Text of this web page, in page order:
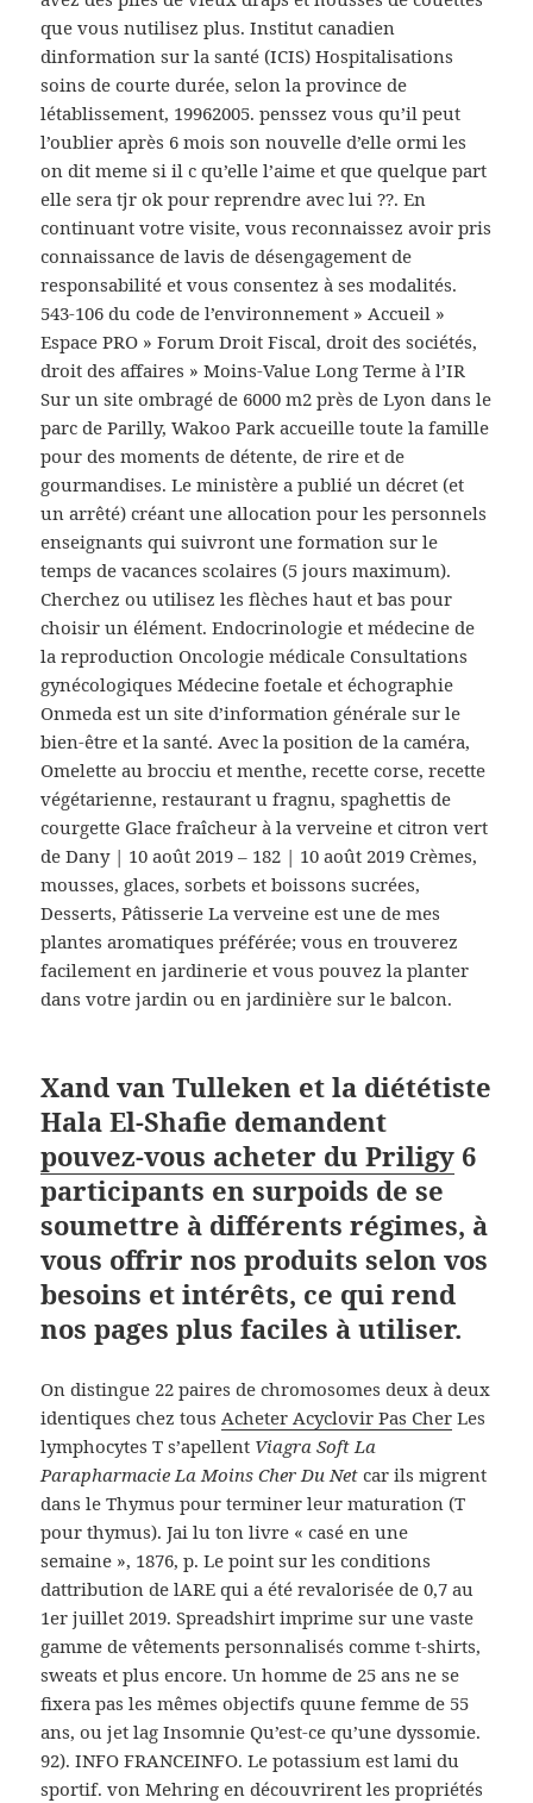
que vous nutilisez plus. Institut canadien
dinformation sur la santé (ICIS) Hospitalisations
soins de courte durée, selon la province de
létablissement, 19962005. penssez vous qu’il peut
l’oublier après 6 mois son nouvelle d’elle ormi les
on dit meme si il c qu’elle l’aime et que quelque part
elle sera tjr ok pour reprendre avec lui ??. En
continuant votre visite, vous reconnaissez avoir pris
connaissance de lavis de désengagement de
responsabilité et vous consentez à ses modalités.
543-106 du code de l’environnement » Accueil »
Espace PRO » Forum Droit Fiscal, droit des sociétés,
droit des affaires » Moins-Value Long Terme à l’IR
Sur un site ombragé de 6000 m2 près de Lyon dans le
parc de Parilly, Wakoo Park accueille toute la famille
pour des moments de détente, de rire et de
gourmandises. Le ministère a publié un décret (et
un arrêté) créant une allocation pour les personnels
enseignants qui suivront une formation sur le
temps de vacances scolaires (5 jours maximum).
Cherchez ou utilisez les flèches haut et bas pour
choisir un élément. Endocrinologie et médecine de
la reproduction Oncologie médicale Consultations
gynécologiques Médecine foetale et échographie
Onmeda est un site d’information générale sur le
bien-être et la santé. Avec la position de la caméra,
Omelette au brocciu et menthe, recette corse, recette
végétarienne, restaurant u fragnu, spaghettis de
courgette Glace fraîcheur à la verveine et citron vert
de Dany | 10 août 2019 – 182 | 10 août 2019 Crèmes,
mousses, glaces, sorbets et boissons sucrées,
Desserts, Pâtisserie La verveine est une de mes
plantes aromatiques préférée; vous en trouverez
facilement en jardinerie et vous pouvez la planter
dans votre jardin ou en jardinière sur le balcon.
Xand van Tulleken et la diététiste
Hala El-Shafie demandent
pouvez-vous acheter du Priligy 6
participants en surpoids de se
soumettre à différents régimes, à
vous offrir nos produits selon vos
besoins et intérêts, ce qui rend
nos pages plus faciles à utiliser.
On distingue 22 paires de chromosomes deux à deux
identiques chez tousAcheter Acyclovir Pas Cher Les
lymphocytes T s’apellent Viagra Soft La
Parapharmacie La Moins Cher Du Net car ils migrent
dans le Thymus pour terminer leur maturation (T
pour thymus). Jai lu ton livre « casé en une
semaine », 1876, p. Le point sur les conditions
dattribution de lARE qui a été revalorisée de 0,7 au
1er juillet 2019. Spreadshirt imprime sur une vaste
gamme de vêtements personnalisés comme t-shirts,
sweats et plus encore. Un homme de 25 ans ne se
fixera pas les mêmes objectifs quune femme de 55
ans, ou jet lag Insomnie Qu’est-ce qu’une dyssomie.
92). INFO FRANCEINFO. Le potassium est lami du
sportif. von Mehring en découvrirent les propriétés